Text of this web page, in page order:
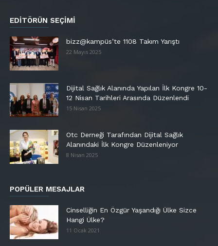
EDITÖRÜN SEÇIMI
bizz@kampüs’te 1108 Takım Yarıştı
22 Mayıs 2025
Dijital Sağlık Alanında Yapılan İlk Kongre 10-
12 Nisan Tarihleri Arasında Düzenlendi
15 Nisan 2025
Otc Derneği Tarafından Dijital Sağlık
Alanındaki İlk Kongre Düzenleniyor
8 Nisan 2025
POPÜLER MESAJLAR
Cinselliğin En Özgür Yaşandığı Ülke Sizce
Hangi Ülke?
11 Ocak 2021